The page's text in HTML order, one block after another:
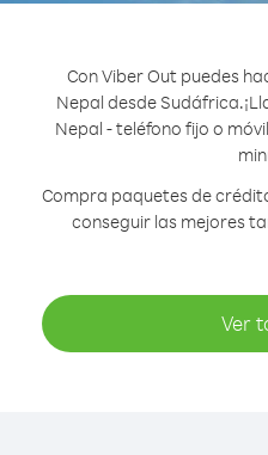
Con Viber Out puedes
Nepal desde Sudáfrica.
Nepal - teléfono fijo o
Compra paquetes de
conseguir las mejores
Ver